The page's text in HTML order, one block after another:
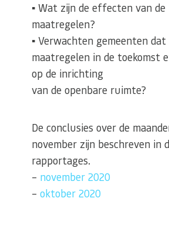
▪ Wat zijn de effecten van de
maatregelen?
▪ Verwachten gemeenten dat
maatregelen in de toekomst
op de inrichting
van de openbare ruimte?
De conclusies over de
november zijn beschreven in
rapportages.
– november 2020
– oktober 2020